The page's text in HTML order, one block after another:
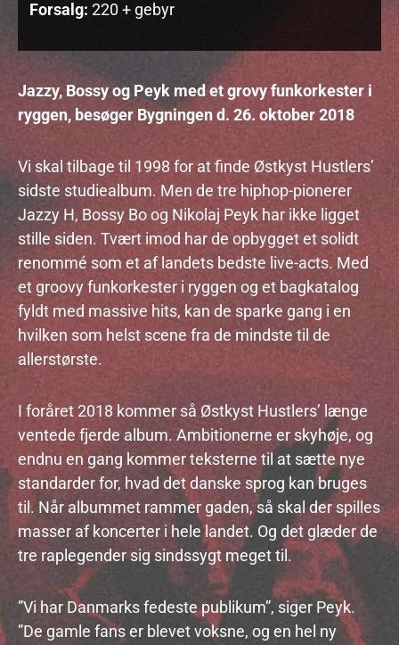
Forsalg: 220 + gebyr
Jazzy, Bossy og Peyk med et grovy funkorkester i
ryggen, besøger Bygningen d. 26. oktober 2018
Vi skal tilbage til 1998 for at finde Østkyst Hustlers’
sidste studiealbum. Men de tre hiphop-pionerer
Jazzy H, Bossy Bo og Nikolaj Peyk har ikke ligget
stille siden. Tvært imod har de opbygget et solidt
renommé som et af landets bedste live-acts. Med
et groovy funkorkester i ryggen og et bagkatalog
fyldt med massive hits, kan de sparke gang i en
hvilken som helst scene fra de mindste til de
allerstørste.
I foråret 2018 kommer så Østkyst Hustlers’ længe
ventede fjerde album. Ambitionerne er skyhøje, og
endnu en gang kommer teksterne til at sætte nye
standarder for, hvad det danske sprog kan bruges
til. Når albummet rammer gaden, så skal der spilles
masser af koncerter i hele landet. Og det glæder de
tre raplegender sig sindssygt meget til.
”Vi har Danmarks fedeste publikum”, siger Peyk.
”De gamle fans er blevet voksne, og en hel ny